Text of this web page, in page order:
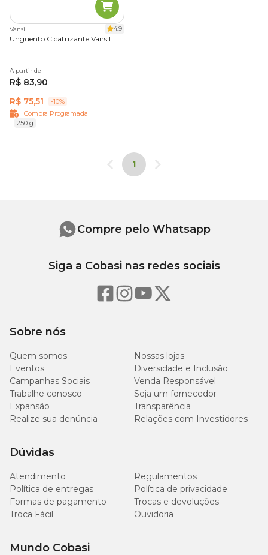
Vansil 4.9
Unguento Cicatrizante Vansil
A partir de
R$ 83,90
R$ 75,51
-10%
Compra Programada
250 g
1
Sobre nós
Quem somos
Nossas lojas
Eventos
Diversidade e Inclusão
Campanhas Sociais
Venda Responsável
Trabalhe conosco
Seja um fornecedor
Expansão
Transparência
Realize sua denúncia
Relações com Investidores
Dúvidas
Atendimento
Regulamentos
Política de entregas
Política de privacidade
Formas de pagamento
Trocas e devoluções
Troca Fácil
Ouvidoria
Mundo Cobasi
Compre pelo Whatsapp
Siga a Cobasi nas redes sociais